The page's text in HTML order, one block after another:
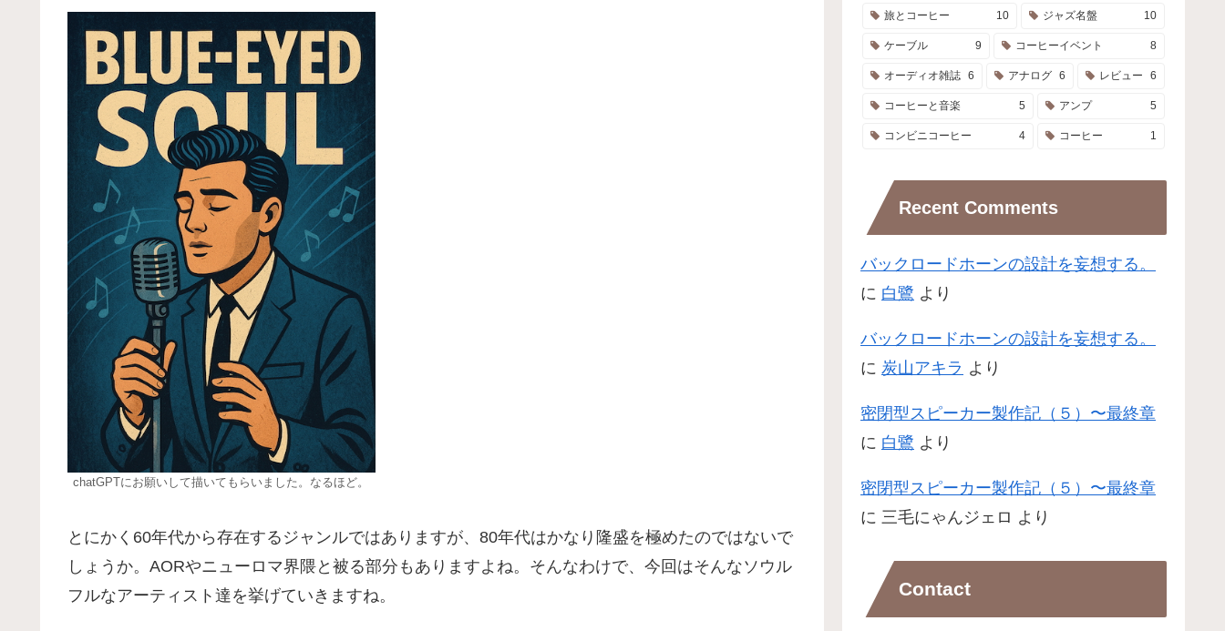
chatGPTにお願いして描いてもらいました。なるほど。
とにかく60年代から存在するジャンルではありますが、80年代はかなり隆盛を極めたのではないで
しょうか。AORやニューロマ界隈と被る部分もありますよね。そんなわけで、今回はそんなソウル
フルなアーティスト達を挙げていきますね。
旅とコーヒー 10 ジャズ名盤 10
ケーブル 9 コーヒーイベント 8
オーディオ雑誌 6 アナログ 6 レビュー 6
コーヒーと音楽 5 アンプ 5
コンビニコーヒー 4 コーヒー 1
Recent Comments
バックロードホーンの設計を妄想する。
に 白鷺 より
バックロードホーンの設計を妄想する。
に 炭山アキラ より
密閉型スピーカー製作記（５）〜最終章
に 白鷺 より
密閉型スピーカー製作記（５）〜最終章
に 三毛にゃんジェロ より
Contact